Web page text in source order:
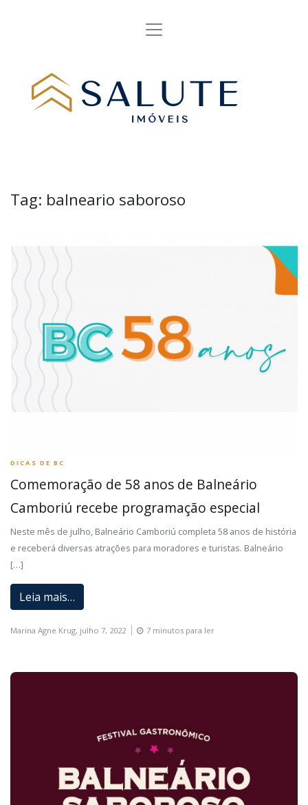
Tag: balneario saboroso
DICAS DE BC
Comemoração de 58 anos de Balneário
Camboriú recebe programação especial
Neste mês de julho, Balneário Camboriú completa 58 anos de história
e receberá diversas atrações para moradores e turistas. Balneário
[…]
Leia mais…
Marina Agne Krug, julho 7, 2022 7 minutos para ler